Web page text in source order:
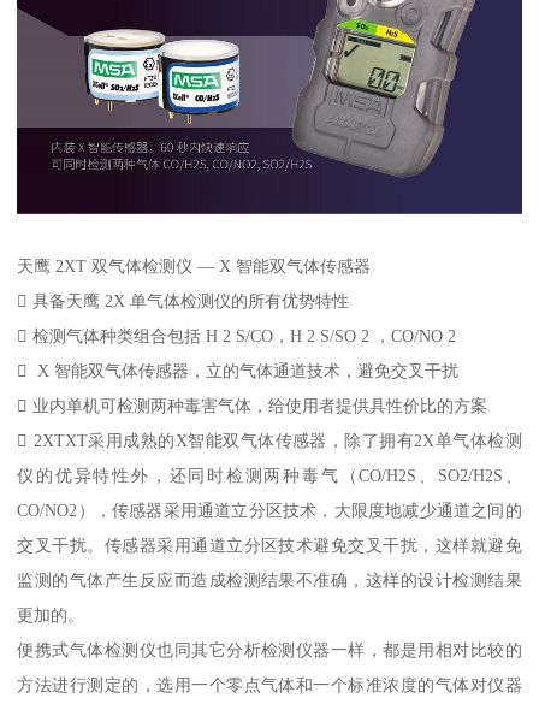
天鹰 2XT 双气体检测仪 — X 智能双气体传感器
 具备天鹰 2X 单气体检测仪的所有优势特性
 检测气体种类组合包括 H 2 S/CO，H 2 S/SO 2 ，CO/NO 2
 X 智能双气体传感器，立的气体通道技术，避免交叉干扰
 业内单机可检测两种毒害气体，给使用者提供具性价比的方案
 2XTXT采用成熟的X智能双气体传感器，除了拥有2X单气体检测
仪的优异特性外，还同时检测两种毒气（CO/H2S、SO2/H2S、
CO/NO2），传感器采用通道立分区技术，大限度地减少通道之间的
交叉干扰。传感器采用通道立分区技术避免交叉干扰，这样就避免
监测的气体产生反应而造成检测结果不准确，这样的设计检测结果
更加的。
便携式气体检测仪也同其它分析检测仪器一样，都是用相对比较的
方法进行测定的，选用一个零点气体和一个标准浓度的气体对仪器